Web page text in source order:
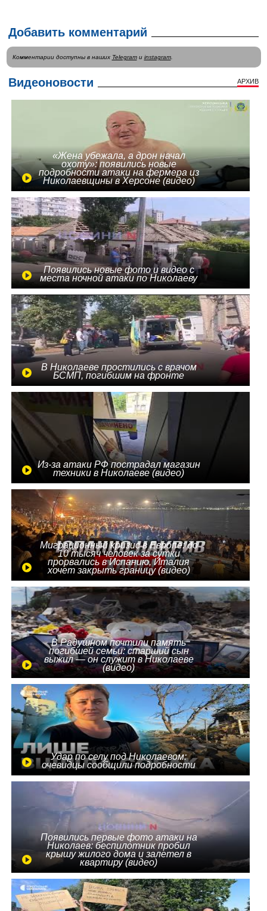
Добавить комментарий
Комментарии доступны в наших Telegramи instagram.
Видеоновости АРХИВ
«Жена убежала, а дрон начал
охоту»: появились новые
подробности атаки на фермера из
Николаевщины в Херсоне (видео)
Появились новые фото и видео с
места ночной атаки по Николаеву
В Николаеве простились с врачом
БСМП, погибшим на фронте
Из-за атаки РФ пострадал магазин
техники в Николаеве (видео)
Миграционный кризис в Европе: до
10 тысяч человек за сутки
прорвались в Испанию, Италия
хочет закрыть границу (видео)
В Радушном почтили память
погибшей семьи: старший сын
выжил — он служит в Николаеве
(видео)
Удар по селу под Николаевом:
очевидцы сообщили подробности
Появились первые фото атаки на
Николаев: беспилотник пробил
крышу жилого дома и залетел в
квартиру (видео)